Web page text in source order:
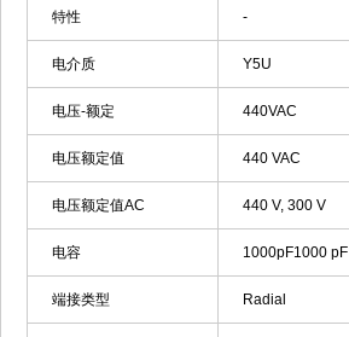
特性 -
电介质 Y5U
电压-额定 440VAC
电压额定值 440 VAC
电压额定值AC 440 V, 300 V
电容 1000pF1000 pF
端接类型 Radial